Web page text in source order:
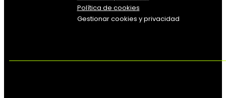
Política de cookies
Gestionar cookies y privacidad